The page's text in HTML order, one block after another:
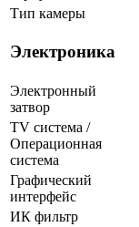
Тип камеры
Электроника
Электронный
затвор
TV система /
Операционная
система
Графический
интерфейс
ИК фильтр